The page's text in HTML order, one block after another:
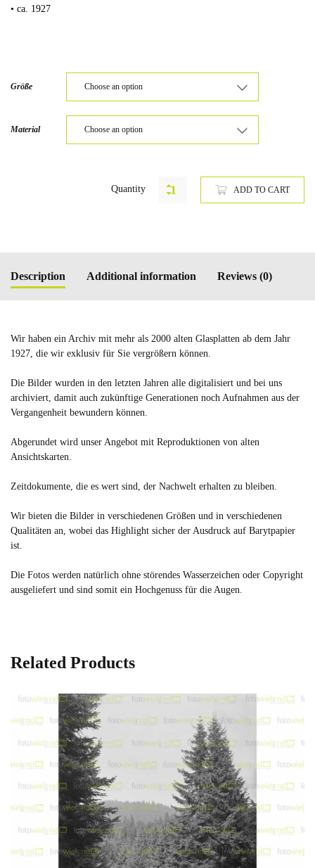
• ca. 1927
Größe
Material
Quantity ADD TO CART
Description Additional information Reviews (0)
Wir haben ein Archiv mit mehr als 2000 alten Glasplatten ab dem Jahr
1927, die wir exklusiv für Sie vergrößern können.
Die Bilder wurden in den letzten Jahren alle digitalisiert und bei uns
archiviert, damit auch zukünftige Generationen noch Aufnahmen aus der
Vergangenheit bewundern können.
Abgerundet wird unser Angebot mit Reproduktionen von alten
Ansichtskarten.
Zeitdokumente, die es wert sind, der Nachwelt erhalten zu bleiben.
Wir bieten die Bilder in verschiedenen Größen und in verschiedenen
Qualitäten an, wobei das Highlight sicher der Ausdruck auf Barytpapier
ist.
Die Fotos werden natürlich ohne störendes Wasserzeichen oder Copyright
ausgeliefert und sind somit ein Hochgenuss für die Augen.
Related Products